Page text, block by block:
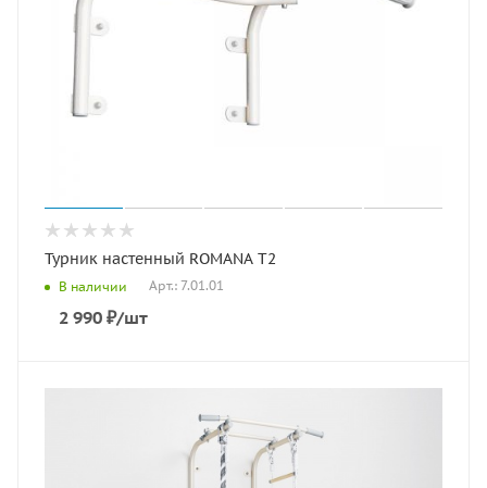
Турник настенный ROMANA T2
В наличии Арт.: 7.01.01
2 990 ₽/шт